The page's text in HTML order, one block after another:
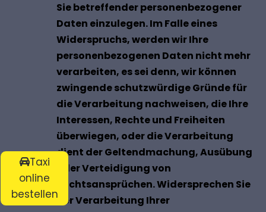
Taxi
online
bestellen
Sie betreffender personenbezogener
Daten einzulegen. Im Falle eines
Widerspruchs, werden wir Ihre
personenbezogenen Daten nicht mehr
verarbeiten, es sei denn, wir können
zwingende schutzwürdige Gründe für
die Verarbeitung nachweisen, die Ihre
Interessen, Rechte und Freiheiten
überwiegen, oder die Verarbeitung
dient der Geltendmachung, Ausübung
oder Verteidigung von
Rechtsansprüchen. Widersprechen Sie
der Verarbeitung Ihrer